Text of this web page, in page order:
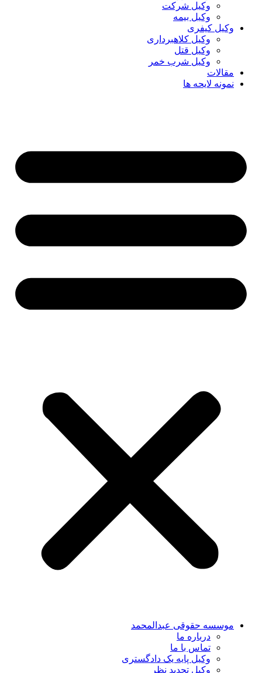
وکیل شرکت
وکیل بیمه
وکیل کیفری
وکیل کلاهبرداری
وکیل قتل
وکیل شرب خمر
مقالات
نمونه لایحه ها
موسسه حقوقی عبدالمحمد
درباره ما
تماس با ما
وکیل پایه یک دادگستری
وکیل تجدید نظر